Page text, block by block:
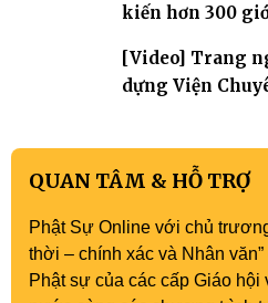
kiến hơn 300
[Video] Trang
dựng Viện
QUAN TÂM & HỖ TRỢ
Phật Sự Online với chủ
thời – chính xác và Nhân
Phật sự của các cấp Giáo hội